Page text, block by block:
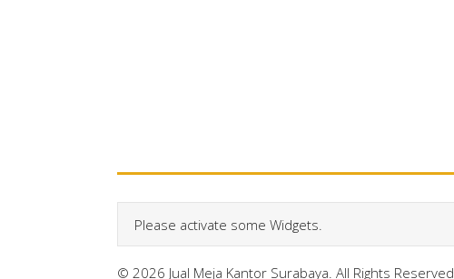
Please activate some Widgets.
© 2026 Jual Meja Kantor Surabaya. All Rights Reserved.